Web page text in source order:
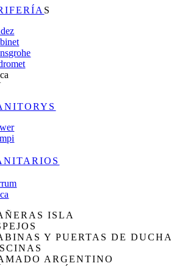
S
ISLA
Y PUERTAS DE DUCHA
ARGENTINO